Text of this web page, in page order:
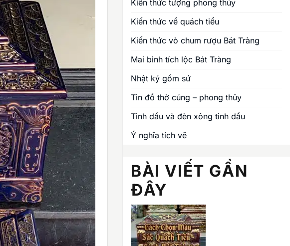
Kiến thức tượng phong thủy
Kiến thức về quách tiểu
Kiến thức vò chum rượu Bát Tràng
Mai bình tích lộc Bát Tràng
Nhật ký gốm sứ
Tin đồ thờ cúng – phong thủy
Tinh dầu và đèn xông tinh dầu
Ý nghĩa tích vẽ
BÀI VIẾT GẦN
ĐÂY